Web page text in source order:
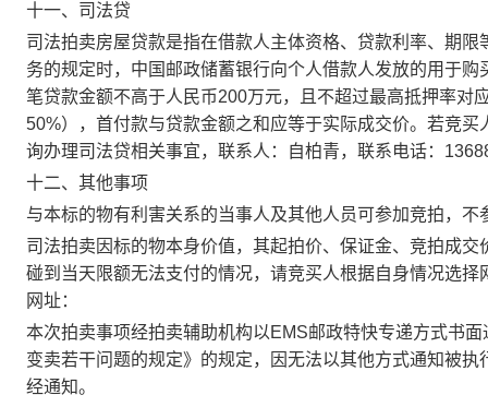
十一、司法贷
司法拍卖房屋贷款是指在借款人主体资格、贷款利率、期
务的规定时，中国邮政储蓄银行向个人借款人发放的用于
笔贷款金额不高于人民币200万元，且不超过最高抵押率对
50%），首付款与贷款金额之和应等于实际成交价。若竞
询办理司法贷相关事宜，联系人：自柏青，联系电话：
十二、其他事项
与本标的物有利害关系的当事人及其他人员可参加竞拍，
司法拍卖因标的物本身价值，其起拍价、保证金、竞拍成
碰到当天限额无法支付的情况，请竞买人根据自身情况选
网址：
本次拍卖事项经拍卖辅助机构以 EMS邮政特快专递方式书
变卖若干问题的规定》的规定，因无法以其他方式通知被
经通知。